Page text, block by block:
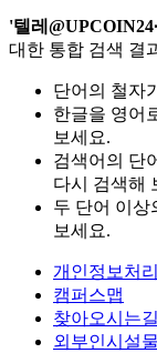
'텔레
대한 통합 검색 결
단어의 철자
한글을 영어
보세요.
검색어의 단
다시 검색해
두 단어 이상
보세요.
개인정보처
캠퍼스맵
찾아오시는길
외부인시설